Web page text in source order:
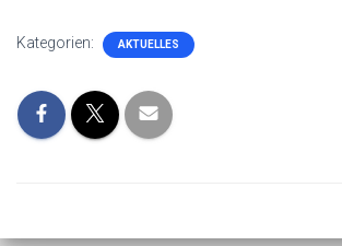
Kategorien: AKTUELLES